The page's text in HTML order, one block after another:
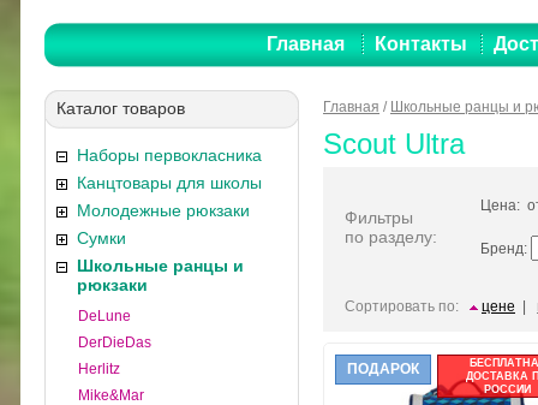
Главная Контакты
Каталог товаров
Наборы первокласника
Канцтовары для школы
Молодежные рюкзаки
Сумки
Школьные ранцы и
рюкзаки
DeLune
DerDieDas
Herlitz
Mike&Mar
Главная / Школьные ранцы и
Scout Ultra
Фильтры
по разделу:
Цена:
Бренд:
Сортировать по: цене
ПОДАРОК
ДОСТАВКА
РОССИИ